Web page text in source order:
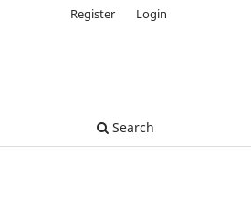
Search
Register Login